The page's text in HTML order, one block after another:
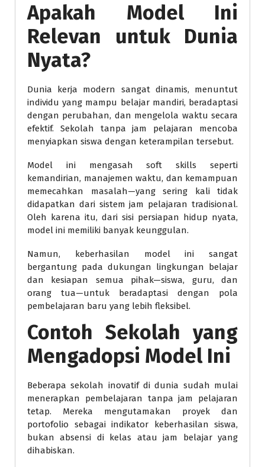
Apakah Model Ini
Relevan untuk Dunia
Nyata?
Dunia kerja modern sangat dinamis, menuntut
individu yang mampu belajar mandiri, beradaptasi
dengan perubahan, dan mengelola waktu secara
efektif. Sekolah tanpa jam pelajaran mencoba
menyiapkan siswa dengan keterampilan tersebut.
Model ini mengasah soft skills seperti
kemandirian, manajemen waktu, dan kemampuan
memecahkan masalah—yang sering kali tidak
didapatkan dari sistem jam pelajaran tradisional.
Oleh karena itu, dari sisi persiapan hidup nyata,
model ini memiliki banyak keunggulan.
Namun, keberhasilan model ini sangat
bergantung pada dukungan lingkungan belajar
dan kesiapan semua pihak—siswa, guru, dan
orang tua—untuk beradaptasi dengan pola
pembelajaran baru yang lebih fleksibel.
Contoh Sekolah yang
Mengadopsi Model Ini
Beberapa sekolah inovatif di dunia sudah mulai
menerapkan pembelajaran tanpa jam pelajaran
tetap. Mereka mengutamakan proyek dan
portofolio sebagai indikator keberhasilan siswa,
bukan absensi di kelas atau jam belajar yang
dihabiskan.